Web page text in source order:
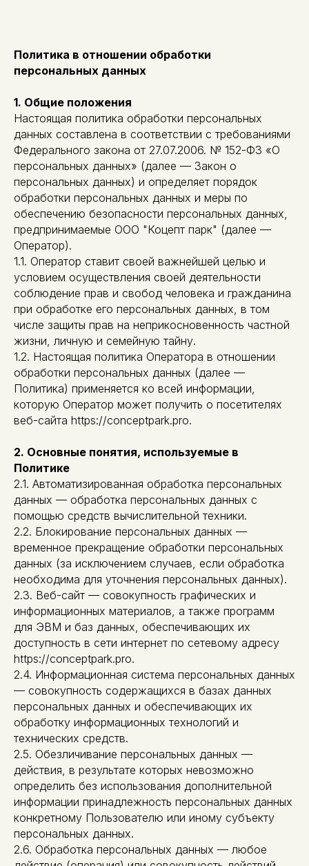
Политика в отношении обработки
персональных данных
1. Общие положения
Настоящая политика обработки персональных
данных составлена в соответствии с требованиями
Федерального закона от 27.07.2006. № 152-ФЗ «О
персональных данных» (далее — Закон о
персональных данных) и определяет порядок
обработки персональных данных и меры по
обеспечению безопасности персональных данных,
предпринимаемые ООО "Коцепт парк" (далее —
Оператор).
1.1. Оператор ставит своей важнейшей целью и
условием осуществления своей деятельности
соблюдение прав и свобод человека и гражданина
при обработке его персональных данных, в том
числе защиты прав на неприкосновенность частной
жизни, личную и семейную тайну.
1.2. Настоящая политика Оператора в отношении
обработки персональных данных (далее —
Политика) применяется ко всей информации,
которую Оператор может получить о посетителях
веб-сайта https://conceptpark.pro.
2. Основные понятия, используемые в
Политике
2.1. Автоматизированная обработка персональных
данных — обработка персональных данных с
помощью средств вычислительной техники.
2.2. Блокирование персональных данных —
временное прекращение обработки персональных
данных (за исключением случаев, если обработка
необходима для уточнения персональных данных).
2.3. Веб-сайт — совокупность графических и
информационных материалов, а также программ
для ЭВМ и баз данных, обеспечивающих их
доступность в сети интернет по сетевому адресу
https://conceptpark.pro.
2.4. Информационная система персональных данных
— совокупность содержащихся в базах данных
персональных данных и обеспечивающих их
обработку информационных технологий и
технических средств.
2.5. Обезличивание персональных данных —
действия, в результате которых невозможно
определить без использования дополнительной
информации принадлежность персональных данных
конкретному Пользователю или иному субъекту
персональных данных.
2.6. Обработка персональных данных — любое